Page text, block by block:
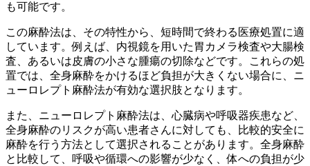
も可能です。
この麻酔法は、その特性から、短時間で終わる医療処置に適
しています。例えば、内視鏡を用いた胃カメラ検査や大腸検
査、あるいは皮膚の小さな腫瘍の切除などです。これらの処
置では、全身麻酔をかけるほど負担が大きくない場合に、ニ
ューロレプト麻酔法が有効な選択肢となります。
また、ニューロレプト麻酔法は、心臓病や呼吸器疾患など、
全身麻酔のリスクが高い患者さんに対しても、比較的安全に
麻酔を行う方法として選択されることがあります。 全身麻酔
と比較して、呼吸や循環への影響が少なく、体への負担が少